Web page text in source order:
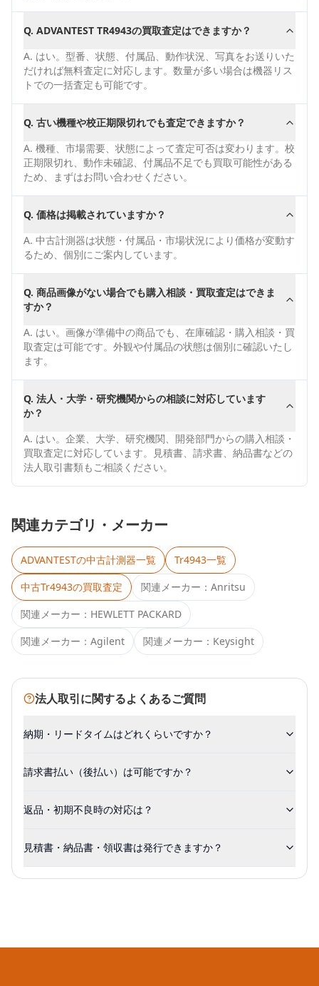
Q. ADVANTEST TR4943の買取査定はできますか？
A. はい。型番、状態、付属品、動作状況、写真をお送りいた
だければ無料査定に対応します。数量が多い場合は機器リス
トでの一括査定も可能です。
Q. 古い機種や校正期限切れでも査定できますか？
A. 機種、市場需要、状態によって査定可否は変わります。校
正期限切れ、動作未確認、付属品不足でも買取可能性がある
ため、まずはお問い合わせください。
Q. 価格は掲載されていますか？
A. 中古計測器は状態・付属品・市場状況により価格が変動す
るため、個別にご案内しています。
Q. 商品画像がない場合でも購入相談・買取査定はできま
すか？
A. はい。画像が準備中の商品でも、在庫確認・購入相談・買
取査定は可能です。外観や付属品の状態は個別に確認いたし
ます。
Q. 法人・大学・研究機関からの相談に対応しています
か？
A. はい。企業、大学、研究機関、開発部門からの購入相談・
買取査定に対応しています。見積書、請求書、納品書などの
法人取引書類もご相談ください。
関連カテゴリ・メーカー
ADVANTESTの中古計測器一覧 Tr4943一覧
中古Tr4943の買取査定 関連メーカー： Anritsu
関連メーカー： HEWLETT PACKARD
関連メーカー： Agilent 関連メーカー： Keysight
法人取引に関するよくあるご質問
納期・リードタイムはどれくらいですか？
請求書払い（後払い）は可能ですか？
返品・初期不良時の対応は？
見積書・納品書・領収書は発行できますか？